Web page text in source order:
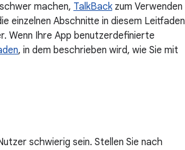
machen, TalkBackzum Verwenden
einzelnen Abschnitte in diesem Leitfaden
Wenn Ihre App benutzerdefinierte
, in dem beschrieben wird, wie Sie mit
schwierig sein. Stellen Sie nach